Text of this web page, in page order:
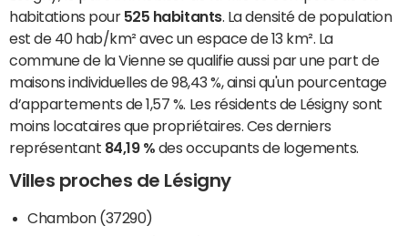
habitations pour 525 habitants. La densité de population
est de 40 hab/km² avec un espace de 13 km². La
commune de la Vienne se qualifie aussi par une part de
maisons individuelles de 98,43 %, ainsi qu'un pourcentage
d’appartements de 1,57 %. Les résidents de Lésigny sont
moins locataires que propriétaires. Ces derniers
représentant 84,19 % des occupants de logements.
Villes proches de Lésigny
Chambon (37290)